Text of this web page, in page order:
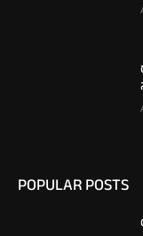
POPULAR POSTS